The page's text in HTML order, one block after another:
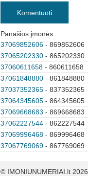
Komentuoti
Panašios įmonės:
37069852606 - 869852606
37065202330 - 865202330
37060611658 - 860611658
37061848880 - 861848880
37037352365 - 837352365
37064345605 - 864345605
37069668683 - 869668683
37062227544 - 862227544
37069996468 - 869996468
37067769069 - 867769069
© IMONIUNUMERIAI.lt 2026